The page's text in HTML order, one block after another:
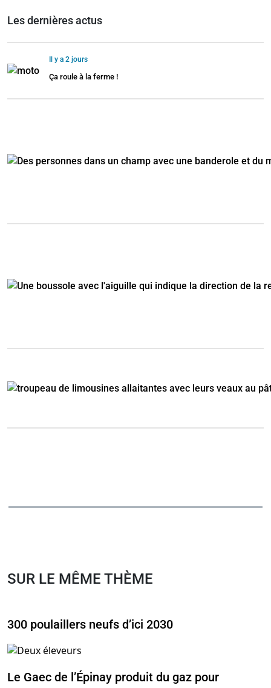
Les dernières actus
Il y a 2 jours
Ça roule à la ferme !
SUR LE MÊME THÈME
300 poulaillers neufs d’ici 2030
Le Gaec de l’Épinay produit du gaz pour